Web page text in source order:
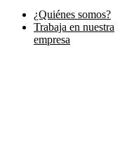
¿Quiénes somos?
Trabaja en nuestra
empresa